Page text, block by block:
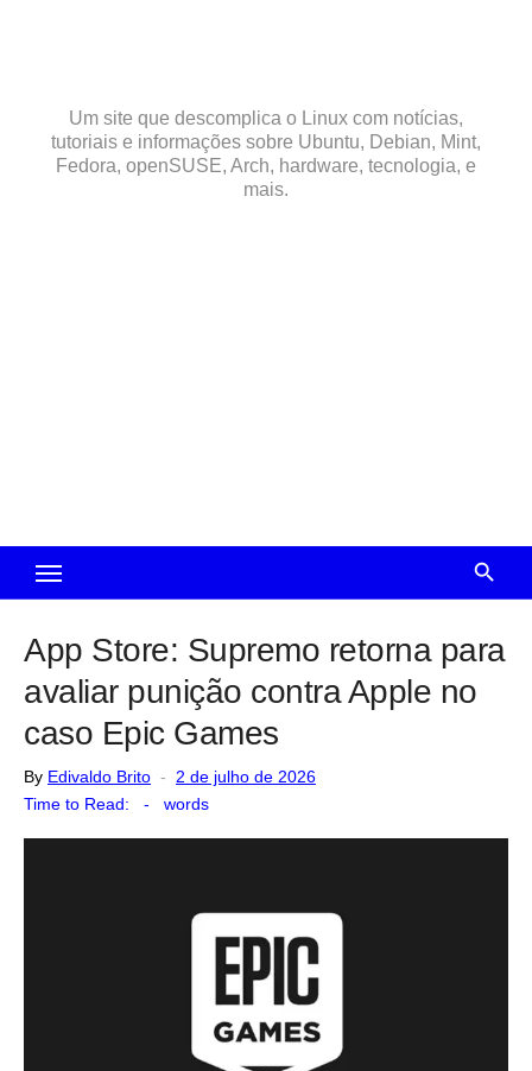
Um site que descomplica o Linux com notícias,
tutoriais e informações sobre Ubuntu, Debian, Mint,
Fedora, openSUSE, Arch, hardware, tecnologia, e
mais.
App Store: Supremo retorna para
avaliar punição contra Apple no
caso Epic Games
By Edivaldo Brito
Posted
2 de julho de 2026
Time to Read:
- words